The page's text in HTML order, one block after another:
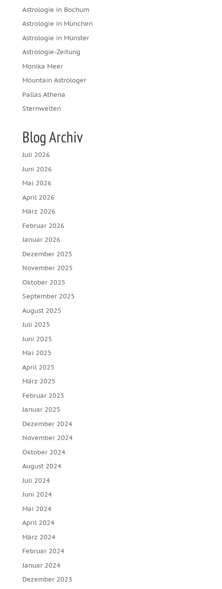
Astrologie in Bochum
Astrologie in München
Astrologie in Münster
Astrologie-Zeitung
Monika Meer
Mountain Astrologer
Pallas Athena
Sternwelten
Blog Archiv
Juli 2026
Juni 2026
Mai 2026
April 2026
März 2026
Februar 2026
Januar 2026
Dezember 2025
November 2025
Oktober 2025
September 2025
August 2025
Juli 2025
Juni 2025
Mai 2025
April 2025
März 2025
Februar 2025
Januar 2025
Dezember 2024
November 2024
Oktober 2024
August 2024
Juli 2024
Juni 2024
Mai 2024
April 2024
März 2024
Februar 2024
Januar 2024
Dezember 2023